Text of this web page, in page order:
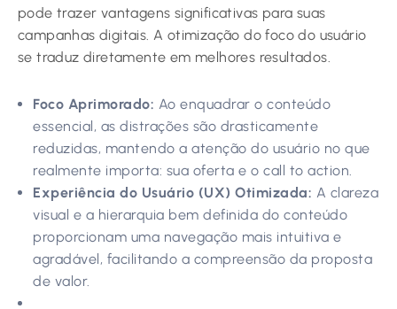
pode trazer vantagens significativas para suas
campanhas digitais. A otimização do foco do usuário
se traduz diretamente em melhores resultados.
Foco Aprimorado: Ao enquadrar o conteúdo
essencial, as distrações são drasticamente
reduzidas, mantendo a atenção do usuário no que
realmente importa: sua oferta e o call to action.
Experiência do Usuário (UX) Otimizada: A clareza
visual e a hierarquia bem definida do conteúdo
proporcionam uma navegação mais intuitiva e
agradável, facilitando a compreensão da proposta
de valor.